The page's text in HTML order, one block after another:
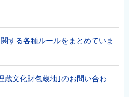
する各種ルールをまとめていま
蔵文化財包蔵地｣のお問い合わ